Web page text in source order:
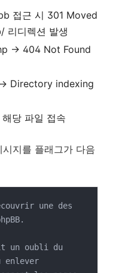
접근 시 301 Moved
디렉션 발생
→ 404 Not Found
Directory indexing
당 파일 접속
지를 플래그가 다음
une des
un oubli du
enlever